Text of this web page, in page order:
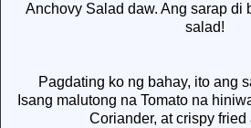
Anchovy Salad daw. Ang sarap di
salad!
Pagdating ko ng bahay, ito ang
Isang malutong na Tomato na
Coriander, at crispy fried